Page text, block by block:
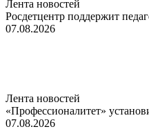
Лента новостей
Росдетцентр поддержит
07.08.2026
Лента новостей
«Профессионалитет»
07.08.2026